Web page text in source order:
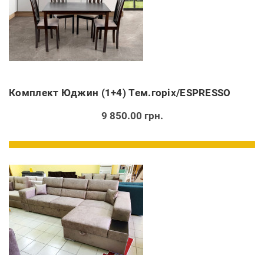
Комплект Юджин (1+4) Тем.горіх/ESPRESSO
9 850.00 грн.